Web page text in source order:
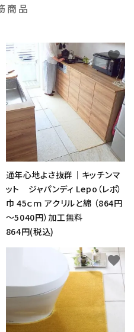
商品
通年心地よさ抜群｜キッチンマ
ット ジャパンディ Lepo（レポ）
巾 45ｃｍ アクリルと綿 （864円
～5040円）加工無料
864円(税込)
favorite
favorite